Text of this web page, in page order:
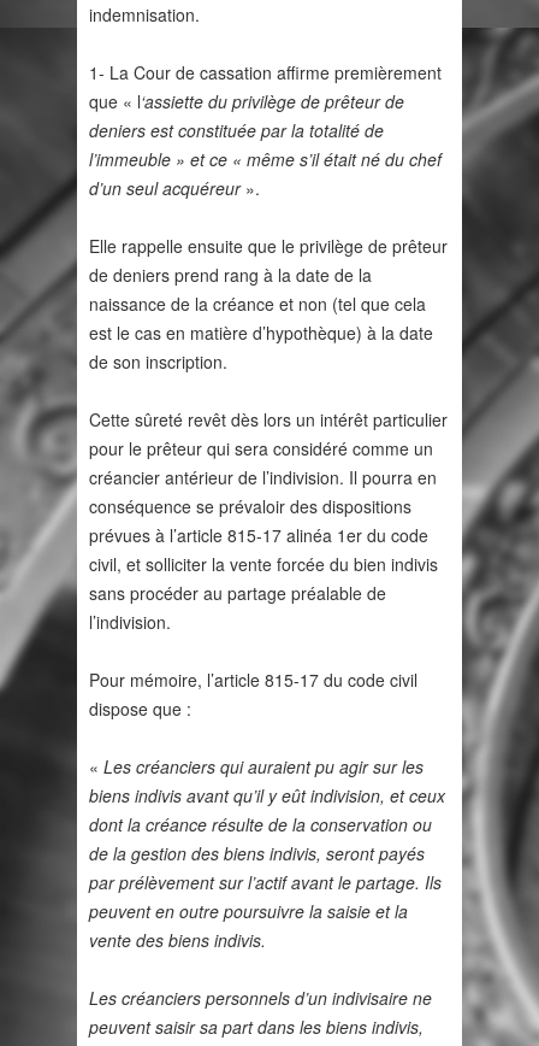
indemnisation.
1- La Cour de cassation affirme premièrement
que « l‘assiette du privilège de prêteur de
deniers est constituée par la totalité de
l’immeuble » et ce « même s’il était né du chef
d’un seul acquéreur».
Elle rappelle ensuite que le privilège de prêteur
de deniers prend rang à la date de la
naissance de la créance et non (tel que cela
est le cas en matière d’hypothèque) à la date
de son inscription.
Cette sûreté revêt dès lors un intérêt particulier
pour le prêteur qui sera considéré comme un
créancier antérieur de l’indivision. Il pourra en
conséquence se prévaloir des dispositions
prévues à l’article 815-17 alinéa 1er du code
civil, et solliciter la vente forcée du bien indivis
sans procéder au partage préalable de
l’indivision.
Pour mémoire, l’article 815-17 du code civil
dispose que :
« Les créanciers qui auraient pu agir sur les
biens indivis avant qu’il y eût indivision, et ceux
dont la créance résulte de la conservation ou
de la gestion des biens indivis, seront payés
par prélèvement sur l’actif avant le partage. Ils
peuvent en outre poursuivre la saisie et la
vente des biens indivis.
Les créanciers personnels d’un indivisaire ne
peuvent saisir sa part dans les biens indivis,